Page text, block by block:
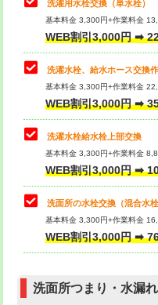
管・ポリ管・HT管使用/3
排水管工事（土の掘削・
業）
排水管工事（排水管工事/3
排水管工事（追加 排水管
え）
マス交換（土の掘削・埋
マス交換（深さ50㎝未満）
マス交換（深さ50㎝以上）
止水・漏水調査・防水処
理・調整・分解・加工な
キッチンタンク脱着
その他部品の脱着
交換・取付（タンク）
交換・取付(単水栓（壁付
式）)
交換・取付(混合水栓（壁
式・ワンホール）)
（P/S/ポップアップ））
洗濯用水栓交換（単水栓）
基本料金 3,300円+作業料金
WEB割引3,000円 ➡
洗濯水栓、給水ホース交換
基本料金 3,300円+作業料金
WEB割引3,000円 ➡
洗濯水栓給水栓上部交換
基本料金 3,300円+作業料金
WEB割引3,000円 ➡
洗面所の水栓交換（混合水栓
基本料金 3,300円+作業料金
WEB割引3,000円 ➡
洗面所つまり・水漏